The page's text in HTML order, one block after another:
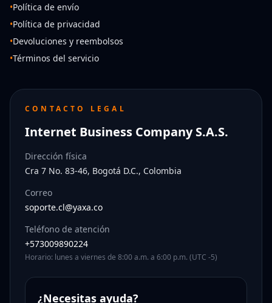
•Política de envío
•Política de privacidad
•Devoluciones y reembolsos
•Términos del servicio
CONTACTO LEGAL
Internet Business Company S.A.S.
Dirección física
Cra 7 No. 83-46, Bogotá D.C., Colombia
Correo
soporte.cl@yaxa.co
Teléfono de atención
+573009890224
Horario: lunes a viernes de 8:00 a.m. a 6:00 p.m. (UTC -5)
¿Necesitas ayuda?